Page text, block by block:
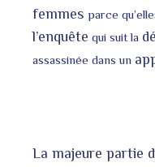
femmes parce
l’enquête qui suit la
assassinée dans un
La majeure partie